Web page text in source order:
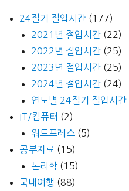
24절기 절입시간 (177)
2021년 절입시간 (22)
2022년 절입시간 (25)
2023년 절입시간 (25)
2024년 절입시간 (24)
연도별 24절기 절입시간
IT/컴퓨터 (2)
워드프레스 (5)
공부자료 (15)
논리학 (15)
국내여행 (88)